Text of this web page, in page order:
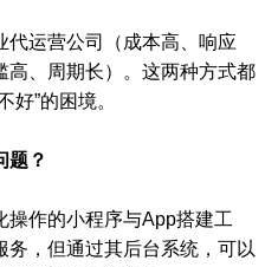
代运营公司（成本高、响应
高、周期长）。这两种方式都
好”的困境。
题？
操作的小程序与App搭建工
，但通过其后台系统，可以